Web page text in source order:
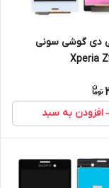
دی گوشی سونی
افزودن به سبد